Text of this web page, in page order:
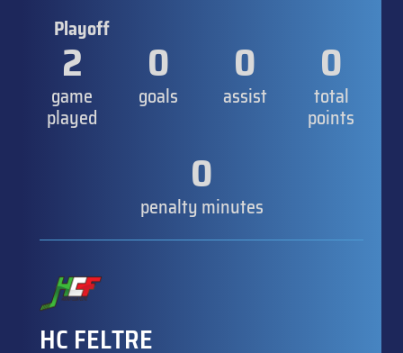
Playoff
2
game
played
0
goals
0
assist
0
total
points
0
penalty minutes
HC FELTRE